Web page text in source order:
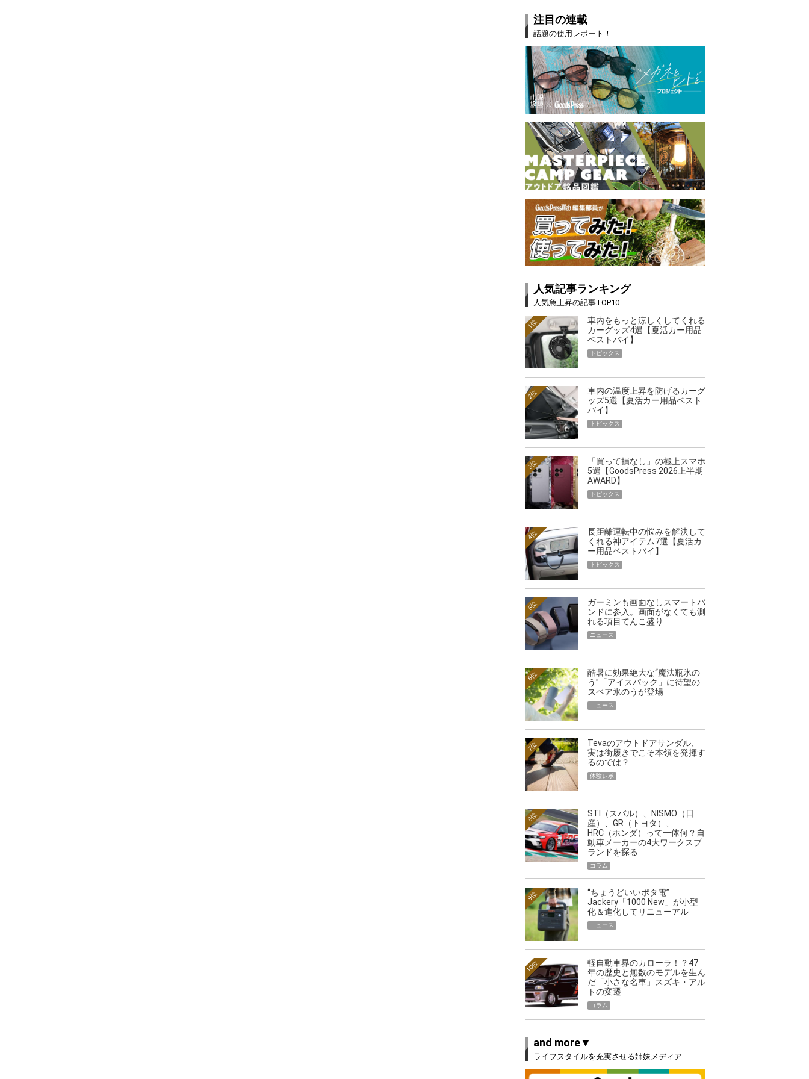
注目の連載
話題の使用レポート！
人気記事ランキング
人気急上昇の記事TOP10
車内をもっと涼しくしてくれる
カーグッズ4選【夏活カー用品
ベストバイ】
1位
トピックス
車内の温度上昇を防げるカーグ
ッズ5選【夏活カー用品ベスト
バイ】
2位
トピックス
「買って損なし」の極上スマホ
5選【GoodsPress 2026上半期
AWARD】
3位
トピックス
長距離運転中の悩みを解決して
くれる神アイテム7選【夏活カ
ー用品ベストバイ】
4位
トピックス
ガーミンも画面なしスマートバ
ンドに参入。画面がなくても測
れる項目てんこ盛り
5位
ニュース
酷暑に効果絶大な“魔法瓶氷の
う”「アイスパック」に待望の
スペア氷のうが登場
6位
ニュース
Tevaのアウトドアサンダル、
実は街履きでこそ本領を発揮す
るのでは？
7位
体験レポ
STI（スバル）、NISMO（日
産）、GR（トヨタ）、
HRC（ホンダ）って一体何？自
動車メーカーの4大ワークスブ
ランドを探る
8位
コラム
“ちょうどいいポタ電”
Jackery「1000 New」が小型
化＆進化してリニューアル
9位
ニュース
軽自動車界のカローラ！？47
年の歴史と無数のモデルを生ん
だ「小さな名車」スズキ・アル
トの変遷
10位
コラム
and more▼
ライフスタイルを充実させる姉妹メディア